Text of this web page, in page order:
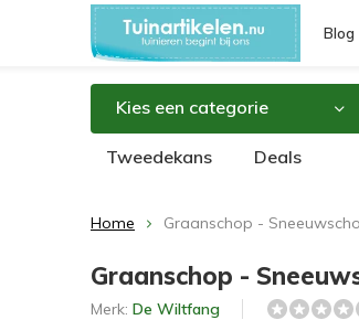
Blog
Kies een categorie
Tweedekans Deals
Home Graanschop -
Graanschop -
Merk: De Wiltfang